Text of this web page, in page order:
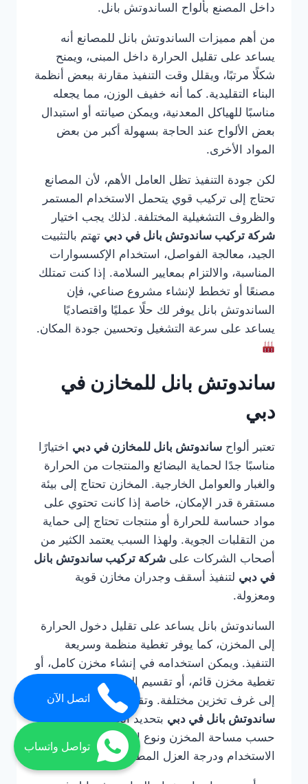
داخل المصنع بألواح الساندوتش بانل.
من أهم مميزات الساندوتش بانل للمصانع أنه
يساعد على تقليل الحرارة داخل المبنى، ويمنح
شكلًا مرتبًا، ويقلل وقت التنفيذ مقارنة ببعض أنظمة
البناء التقليدية. كما أنه خفيف الوزن، مما يجعله
مناسبًا للهياكل المعدنية، ويمكن صيانته أو استبدال
بعض الألواح عند الحاجة بسهولة أكبر من بعض
المواد الأخرى.
لكن جودة التنفيذ تظل العامل الأهم، لأن المصانع
تحتاج إلى تركيب قوي يتحمل الاستخدام المستمر
والظروف التشغيلية المختلفة. لذلك يجب اختيار
شركة تركيب ساندوتش بانل في دبي تهتم بالتثبيت
الجيد، معالجة الفواصل، استخدام الإكسسوارات
المناسبة، والالتزام بمعايير السلامة. إذا كنت تمتلك
مصنعًا أو تخطط لإنشاء مشروع صناعي، فإن
الساندوتش بانل يوفر لك حلًا عمليًا واقتصاديًا
يساعد على سرعة التشغيل وتحسين جودة المكان.
ساندوتش بانل للمخازن في
دبي
تعتبر ألواح ساندوتش بانل للمخازن في دبي اختيارًا
مناسبًا جدًا لحماية البضائع والمنتجات من الحرارة
والغبار والعوامل الخارجية. المخازن تحتاج إلى بيئة
مستقرة قدر الإمكان، خاصة إذا كانت تحتوي على
مواد حساسة للحرارة أو منتجات تحتاج إلى حماية
من التقلبات الجوية. ولهذا السبب يعتمد الكثير من
أصحاب الشركات على شركة تركيب ساندوتش بانل
في دبي لتنفيذ أسقف وجدران مخازن قوية
ومعزولة.
الساندوتش بانل يساعد على تقليل دخول الحرارة
إلى المخزن، كما يوفر تغطية منظمة وسريعة
التنفيذ. ويمكن استخدامه في إنشاء مخزن كامل، أو
تغطية مخزن قائم، أو تقسيم المساحات الداخلية
إلى غرف تخزين مختلفة. وتقومشركة تركيب
ساندوتش بانل في دبي بتحديد الحل المناسب
حسب مساحة المخزن ونوع البضائع وطبيعة
الاستخدام ودرجة العزل المطلوبة.
اتصل الآن
تواصل واتساب